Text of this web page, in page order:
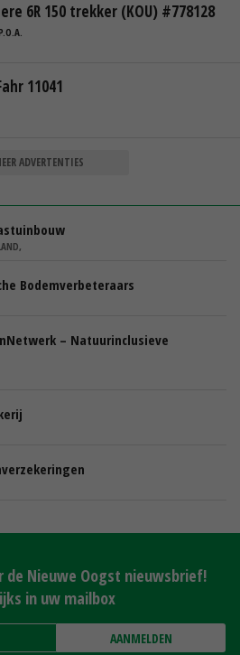
6R 150 trekker (KOU) #778128
11041
ADVERTENTIES
Bodemverbeteraars
– Natuurinclusieve
de Nieuwe Oogst nieuwsbrief!
in uw mailbox
AANMELDEN